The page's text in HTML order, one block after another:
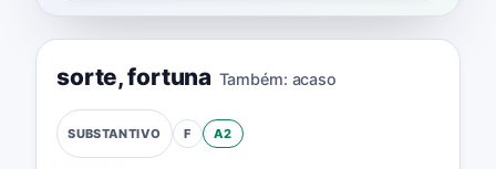
sorte,fortuna Também: acaso
SUBSTANTIVO F A2